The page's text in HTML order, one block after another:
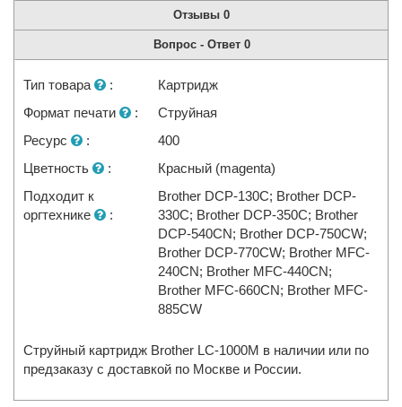
Отзывы 0
Вопрос - Ответ 0
Тип товара :
Картридж
Формат печати
:
Струйная
Ресурс
:
400
Цветность
:
Красный (magenta)
Подходит к
оргтехнике
:
Brother DCP-130C; Brother DCP-
330C; Brother DCP-350C; Brother
DCP-540CN; Brother DCP-750CW;
Brother DCP-770CW; Brother MFC-
240CN; Brother MFC-440CN;
Brother MFC-660CN; Brother MFC-
885CW
Струйный картридж Brother LC-1000M в наличии или по
предзаказу с доставкой по Москве и России.